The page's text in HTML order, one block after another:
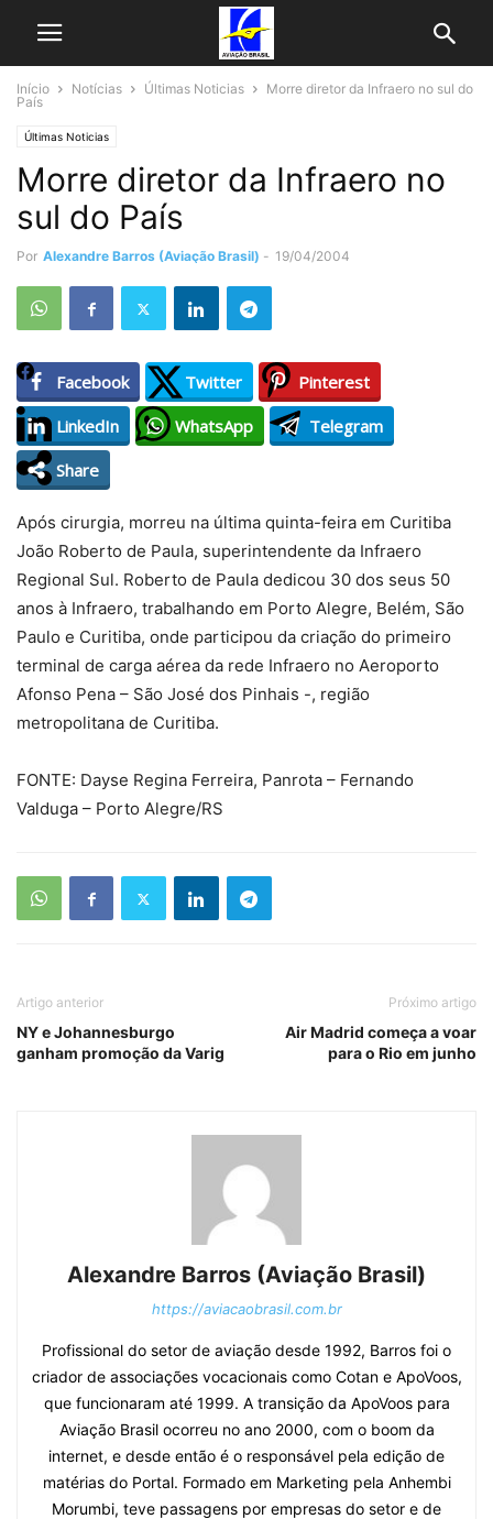
Início Notícias Últimas Noticias
Morre diretor da Infraero no sul do
País
Últimas Noticias
Morre diretor da Infraero no
sul do País
Por Alexandre Barros (Aviação Brasil) - 19/04/2004
Facebook Twitter
Pinterest
LinkedIn
WhatsApp
Telegram
Share
Após cirurgia, morreu na última quinta-feira em Curitiba
João Roberto de Paula, superintendente da Infraero
Regional Sul. Roberto de Paula dedicou 30 dos seus 50
anos à Infraero, trabalhando em Porto Alegre, Belém, São
Paulo e Curitiba, onde participou da criação do primeiro
terminal de carga aérea da rede Infraero no Aeroporto
Afonso Pena – São José dos Pinhais -, região
metropolitana de Curitiba.
FONTE: Dayse Regina Ferreira, Panrota – Fernando
Valduga – Porto Alegre/RS
Artigo anterior
NY e Johannesburgo
ganham promoção da Varig
Próximo artigo
Air Madrid começa a voar
para o Rio em junho
Alexandre Barros (Aviação Brasil)
https://aviacaobrasil.com.br
Profissional do setor de aviação desde 1992, Barros foi o
criador de associações vocacionais como Cotan e ApoVoos,
que funcionaram até 1999. A transição da ApoVoos para
Aviação Brasil ocorreu no ano 2000, com o boom da
internet, e desde então é o responsável pela edição de
matérias do Portal. Formado em Marketing pela Anhembi
Morumbi, teve passagens por empresas do setor e de